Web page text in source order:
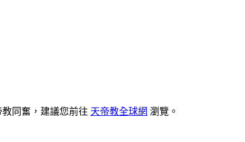
同奮，建議您前往 天帝教全球網 瀏覽。